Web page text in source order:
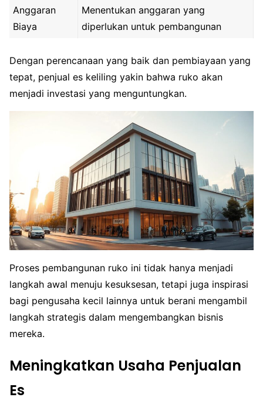
Anggaran
Biaya
Menentukan anggaran yang
diperlukan untuk pembangunan
Dengan perencanaan yang baik dan pembiayaan yang
tepat, penjual es keliling yakin bahwa ruko akan
menjadi investasi yang menguntungkan.
Proses pembangunan ruko ini tidak hanya menjadi
langkah awal menuju kesuksesan, tetapi juga inspirasi
bagi pengusaha kecil lainnya untuk berani mengambil
langkah strategis dalam mengembangkan bisnis
mereka.
Meningkatkan Usaha Penjualan
Es